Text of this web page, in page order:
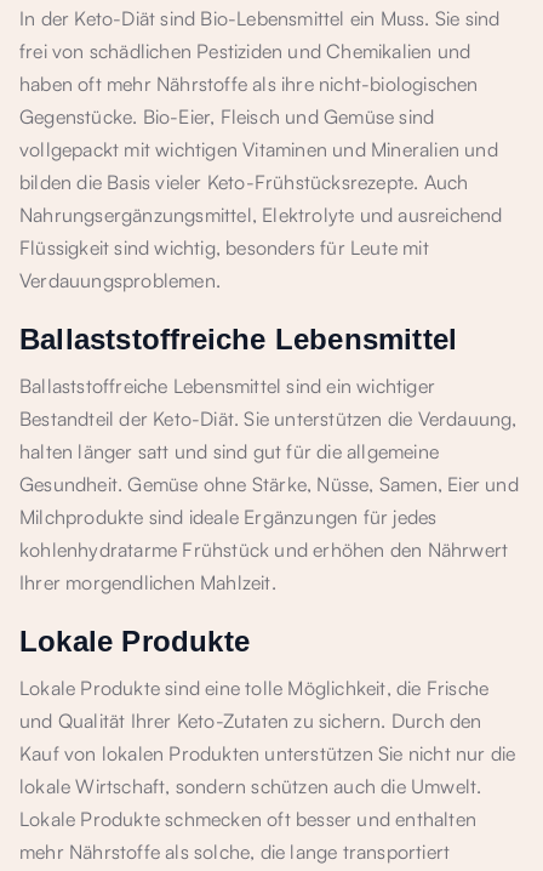
In der Keto-Diät sind Bio-Lebensmittel ein Muss. Sie sind
frei von schädlichen Pestiziden und Chemikalien und
haben oft mehr Nährstoffe als ihre nicht-biologischen
Gegenstücke. Bio-Eier, Fleisch und Gemüse sind
vollgepackt mit wichtigen Vitaminen und Mineralien und
bilden die Basis vieler Keto-Frühstücksrezepte. Auch
Nahrungsergänzungsmittel, Elektrolyte und ausreichend
Flüssigkeit sind wichtig, besonders für Leute mit
Verdauungsproblemen.
Ballaststoffreiche Lebensmittel
Ballaststoffreiche Lebensmittel sind ein wichtiger
Bestandteil der Keto-Diät. Sie unterstützen die Verdauung,
halten länger satt und sind gut für die allgemeine
Gesundheit. Gemüse ohne Stärke, Nüsse, Samen, Eier und
Milchprodukte sind ideale Ergänzungen für jedes
kohlenhydratarme Frühstück und erhöhen den Nährwert
Ihrer morgendlichen Mahlzeit.
Lokale Produkte
Lokale Produkte sind eine tolle Möglichkeit, die Frische
und Qualität Ihrer Keto-Zutaten zu sichern. Durch den
Kauf von lokalen Produkten unterstützen Sie nicht nur die
lokale Wirtschaft, sondern schützen auch die Umwelt.
Lokale Produkte schmecken oft besser und enthalten
mehr Nährstoffe als solche, die lange transportiert